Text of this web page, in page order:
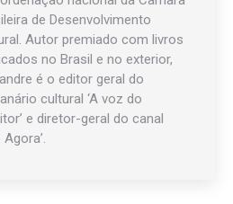
de Desenvolvimento
Autor premiado com livros
no Brasil e no exterior,
é o editor geral do
cultural ‘A voz do
e diretor-geral do canal
Agora’.